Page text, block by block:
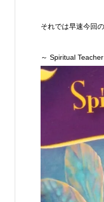
それでは早速今回
～ Spiritual Teacher